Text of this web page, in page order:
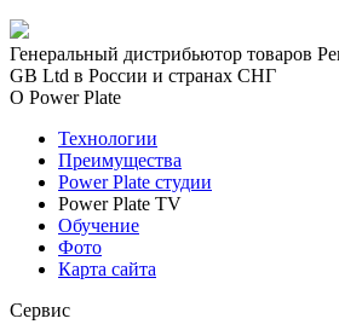
Генеральный дистрибьютор товаров
GB Ltd в России и странах СНГ
О Power Plate
Технологии
Преимущества
Power Plate студии
Power Plate TV
Обучение
Фото
Карта сайта
Сервис